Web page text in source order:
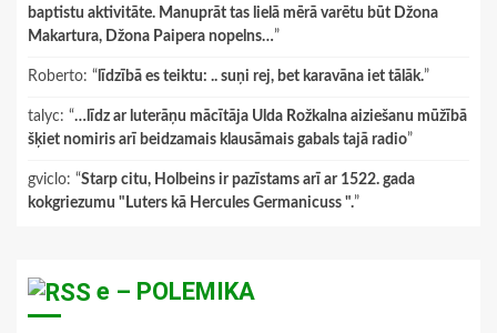
baptistu aktivitāte. Manuprāt tas lielā mērā varētu būt Džona
Makartura, Džona Paipera nopelns…”
Roberto: “ līdzībā es teiktu: .. suņi rej, bet karavāna iet tālāk.”
talyc: “…līdz ar luterāņu mācītāja Ulda Rožkalna aiziešanu mūžībā
šķiet nomiris arī beidzamais klausāmais gabals tajā radio”
gviclo: “Starp citu, Holbeins ir pazīstams arī ar 1522. gada
kokgriezumu "Luters kā Hercules Germanicuss ".”
e – POLEMIKA